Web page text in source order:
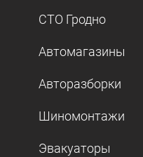
СТО Гродно
Автомагазины
Авторазборки
Шиномонтажи
Эвакуаторы